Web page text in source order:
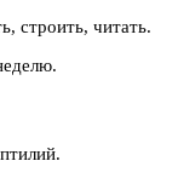
строить, читать.